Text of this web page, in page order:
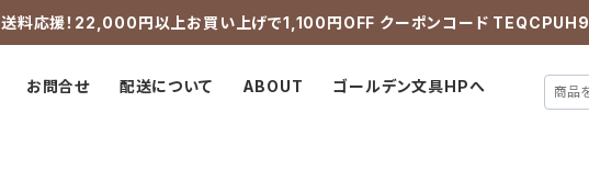
送料応援！22,000円以上お買い上げで1,100円OFF クーポンコード TEQCPUH9
お問合せ 配送について ABOUT ゴールデン文具HPへ